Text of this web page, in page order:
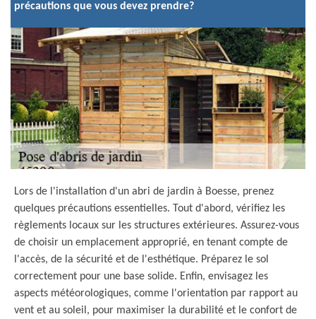
précautions que vous devez prendre?
Lors de l'installation d'un abri de jardin à Boesse, prenez
quelques précautions essentielles. Tout d'abord, vérifiez les
règlements locaux sur les structures extérieures. Assurez-vous
de choisir un emplacement approprié, en tenant compte de
l'accès, de la sécurité et de l'esthétique. Préparez le sol
correctement pour une base solide. Enfin, envisagez les
aspects météorologiques, comme l'orientation par rapport au
vent et au soleil, pour maximiser la durabilité et le confort de